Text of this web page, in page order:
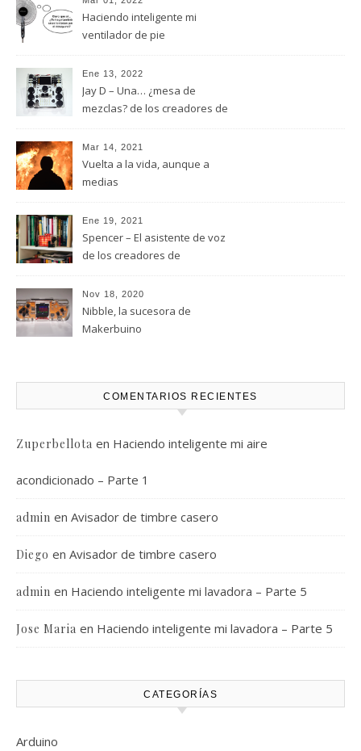
Haciendo inteligente mi
ventilador de pie
Ene 13, 2022
Jay D – Una… ¿mesa de
mezclas? de los creadores de
Mar 14, 2021
Vuelta a la vida, aunque a
medias
Ene 19, 2021
Spencer – El asistente de voz
de los creadores de
Nov 18, 2020
Nibble, la sucesora de
Makerbuino
COMENTARIOS RECIENTES
Zuperbellota en Haciendo inteligente mi aire
acondicionado – Parte 1
admin en Avisador de timbre casero
Diego en Avisador de timbre casero
admin en Haciendo inteligente mi lavadora – Parte 5
Jose Maria en Haciendo inteligente mi lavadora – Parte 5
CATEGORÍAS
Arduino